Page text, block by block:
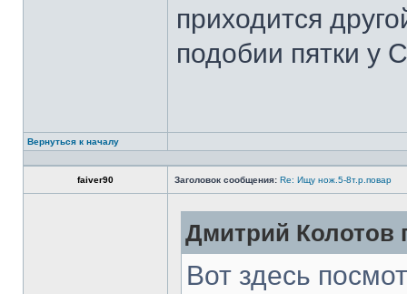
приходится
подобии пятки у
Вернуться к началу
faiver90 Заголовок сообщения: Re: Ищу нож.5-8т.р.повар
Дмитрий Колотов
Вот здесь